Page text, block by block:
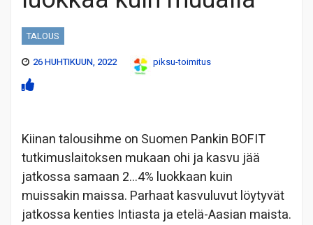
TALOUS
26 HUHTIKUUN, 2022
piksu-toimitus
Kiinan talousihme on Suomen Pankin BOFIT
tutkimuslaitoksen mukaan ohi ja kasvu jää
jatkossa samaan 2…4% luokkaan kuin
muissakin maissa. Parhaat kasvuluvut löytyvät
jatkossa kenties Intiasta ja etelä-Aasian maista.